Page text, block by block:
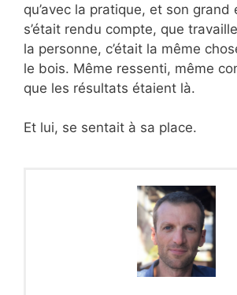
qu’avec la pratique, et son grand
s’était rendu compte, que
la personne, c’était la même
le bois. Même ressenti, même
que les résultats étaient là.
Et lui, se sentait à sa place.